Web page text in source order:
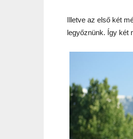
Illetve az első két
legyőznünk. Így két